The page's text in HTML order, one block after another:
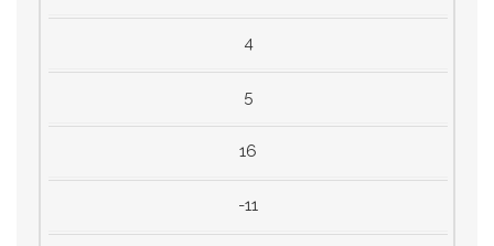
4
5
16
-11